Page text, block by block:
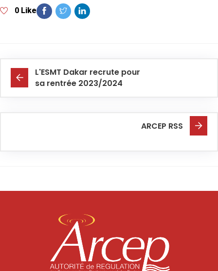
0 Like
L'ESMT Dakar recrute pour
sa rentrée 2023/2024
ARCEP RSS